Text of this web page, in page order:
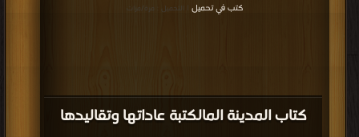
كتاب المدينة المالكتبة عاداتها وتقاليدها
كتب في تحميل
| التحميل : مرة/مرات